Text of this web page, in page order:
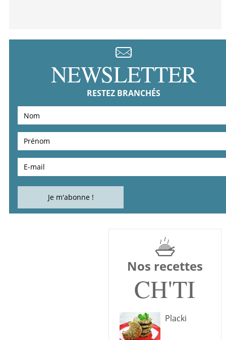
NEWSLETTER
RESTEZ BRANCHÉS
Nos recettes
CH'TI
Placki